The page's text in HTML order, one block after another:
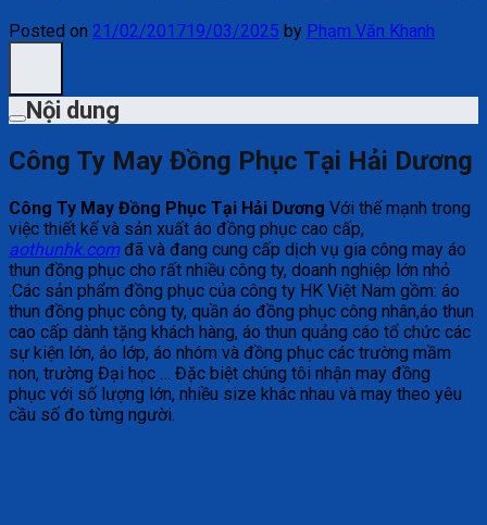
Posted on 21/02/201719/03/2025 by Phạm Văn Khanh
Nội dung
Công Ty May Đồng Phục Tại Hải Dương
Công Ty May Đồng Phục Tại Hải Dương Với thế mạnh trong
việc thiết kế và sản xuất áo đồng phục cao cấp,
aothunhk.comđã và đang cung cấp dịch vụ gia công may áo
thun đồng phục cho rất nhiều công ty, doanh nghiệp lớn nhỏ
.Các sản phẩm đồng phục của công ty HK Việt Nam gồm: áo
thun đồng phục công ty, quần áo đồng phục công nhân,áo thun
cao cấp dành tặng khách hàng, áo thun quảng cáo tổ chức các
sự kiện lớn, áo lớp, áo nhóm và đồng phục các trường mầm
non, trường Đại học … Đặc biệt chúng tôi nhận may đồng
phục với số lượng lớn, nhiều size khác nhau và may theo yêu
cầu số đo từng người.